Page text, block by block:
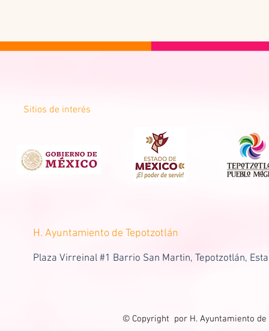
Sitios de interés
H. Ayuntamiento de Tepotzotlán
Plaza Virreinal #1 Barrio San Martin, Tepotzotlán,
© Copyright por H. Ayuntamiento de